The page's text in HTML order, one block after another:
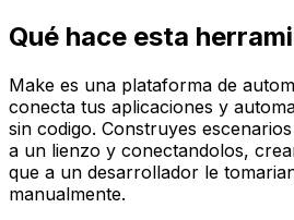
Qué hace esta
Make es una plataforma de
conecta tus aplicaciones y
sin codigo. Construyes
a un lienzo y conectandolos,
que a un desarrollador le
manualmente.